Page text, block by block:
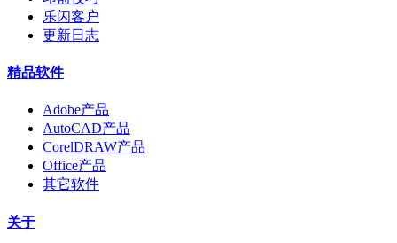
乐闪客户
更新日志
精品软件
Adobe产品
AutoCAD产品
CorelDRAW产品
Office产品
其它软件
关于